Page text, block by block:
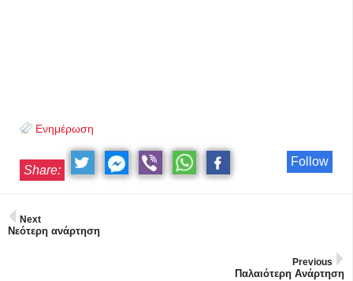
Ενημέρωση
Follow
Share:
Next
Νεότερη ανάρτηση
Previous
Παλαιότερη Ανάρτηση